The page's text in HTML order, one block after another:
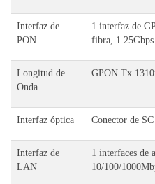
Interfaz de
PON
1 interfaz de
fibra,
Longitud de
Onda
GPON Tx
Interfaz óptica Conector de SC
Interfaz de
LAN
1 interfaces de
10/100/